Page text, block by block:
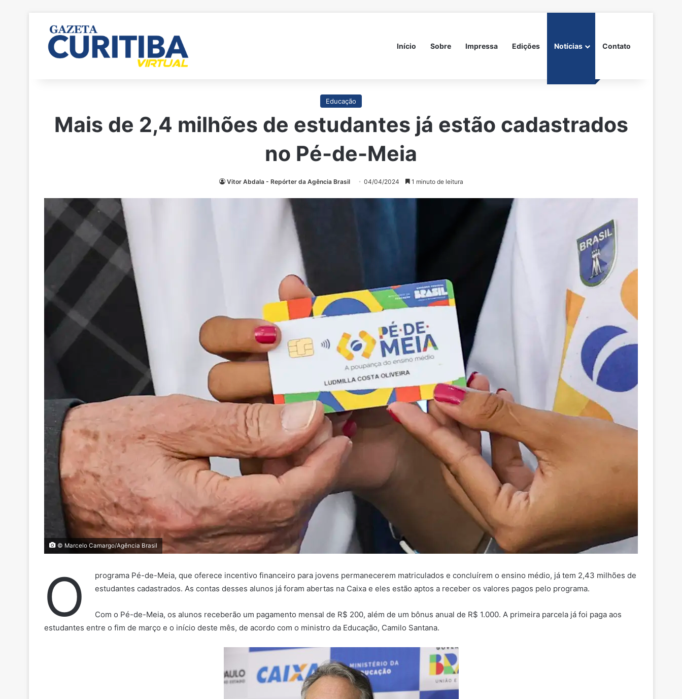
Início Sobre Impressa Edições Notícias Contato
Educação
Mais de 2,4 milhões de estudantes já estão cadastrados
no Pé-de-Meia
Vitor Abdala - Repórter da Agência Brasil 04/04/2024 1 minuto de leitura
© Marcelo Camargo/Agência Brasil
O
programa Pé-de-Meia, que oferece incentivo financeiro para jovens permanecerem matriculados e concluírem o ensino médio, já tem 2,43 milhões de
estudantes cadastrados. As contas desses alunos já foram abertas na Caixa e eles estão aptos a receber os valores pagos pelo programa.
Com o Pé-de-Meia, os alunos receberão um pagamento mensal de R$ 200, além de um bônus anual de R$ 1.000. A primeira parcela já foi paga aos
estudantes entre o fim de março e o início deste mês, de acordo com o ministro da Educação, Camilo Santana.